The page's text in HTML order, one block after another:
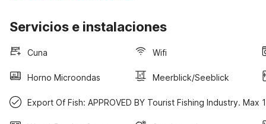
aber auch mit einem Holzofen geheizt werden. In nur 5 Minuten
dem hört man im Haus reichlich wenig. Ausserdem leben auf
sich keine Streicheleinheit entgehen lassen. Der Fußweg zum
Ausfahrt zu interessanten Angelplätzen mit großen Seehechten,
dadurch recht kurz.
Servicios e instalaciones
Cuna Wifi
Horno Microondas Meerblick/Seeblick
Export Of Fish: APPROVED BY Tourist Fishing Industry. Max